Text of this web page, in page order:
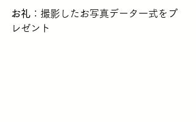
お礼 ：撮影したお写真データ一式をプ
レゼント